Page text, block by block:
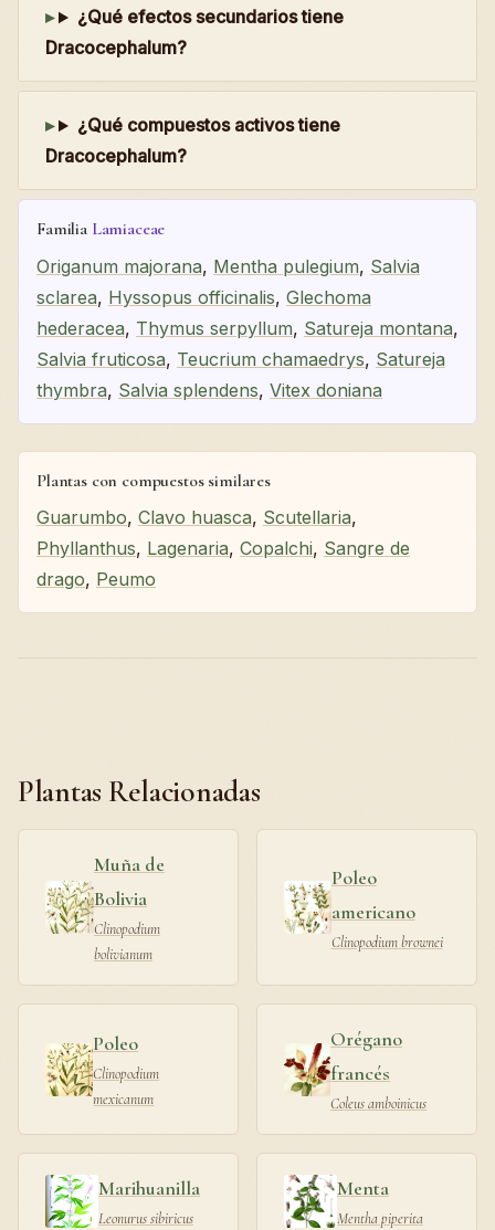
¿Qué efectos secundarios tiene
Dracocephalum?
¿Qué compuestos activos tiene
Dracocephalum?
Familia Lamiaceae
Origanum majorana, Mentha pulegium, Salvia
sclarea, Hyssopus officinalis, Glechoma
hederacea, Thymus serpyllum, Satureja montana,
Salvia fruticosa, Teucrium chamaedrys, Satureja
thymbra, Salvia splendens, Vitex doniana
Plantas con compuestos similares
Guarumbo, Clavo huasca, Scutellaria,
Phyllanthus, Lagenaria, Copalchi, Sangre de
drago, Peumo
Plantas Relacionadas
Muña de
Bolivia
Clinopodium
bolivianum
Poleo
americano
Clinopodium brownei
Poleo
Clinopodium
mexicanum
Orégano
francés
Coleus amboinicus
Marihuanilla
Leonurus sibiricus
Menta
Mentha piperita